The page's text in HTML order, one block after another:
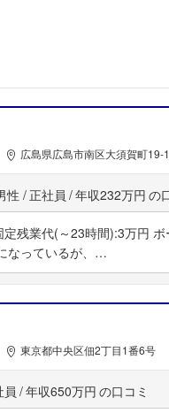
広島県広島市南区大須賀町19-
性 正社員 年収232万円
残業代(～23時間):3万円
なっているが、…
東京都中央区佃2丁目1番6号
員 年収650万円